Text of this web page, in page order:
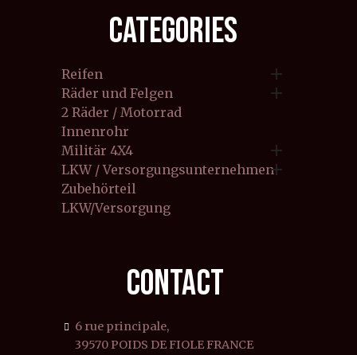
CATEGORIES
Reifen 
Räder und Felgen 
2 Räder / Motorrad
Innenrohr
Militär 4X4

LKW / Versorgungsunternehmen
Zubehörteil
LKW/Versorgung
CONTACT
6 rue principale,
39570 POIDS DE FIOLE FRANCE